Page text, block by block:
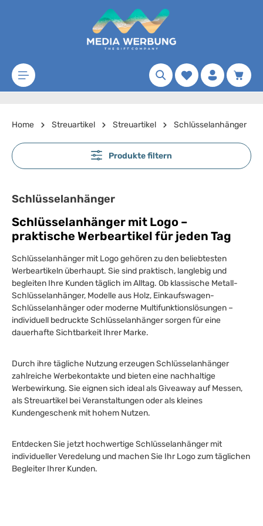
Zum Hauptinhalt springen
Merkzettel
Home Streuartikel Streuartikel Schlüsselanhänger
Produkte filtern
Schlüsselanhänger
Schlüsselanhänger mit Logo –
praktische Werbeartikel für jeden Tag
Schlüsselanhänger mit Logo gehören zu den beliebtesten
Werbeartikeln überhaupt. Sie sind praktisch, langlebig und
begleiten Ihre Kunden täglich im Alltag. Ob klassische Metall-
Schlüsselanhänger, Modelle aus Holz, Einkaufswagen-
Schlüsselanhänger oder moderne Multifunktionslösungen –
individuell bedruckte Schlüsselanhänger sorgen für eine
dauerhafte Sichtbarkeit Ihrer Marke.
Durch ihre tägliche Nutzung erzeugen Schlüsselanhänger
zahlreiche Werbekontakte und bieten eine nachhaltige
Werbewirkung. Sie eignen sich ideal als Giveaway auf Messen,
als Streuartikel bei Veranstaltungen oder als kleines
Kundengeschenk mit hohem Nutzen.
Entdecken Sie jetzt hochwertige Schlüsselanhänger mit
individueller Veredelung und machen Sie Ihr Logo zum täglichen
Begleiter Ihrer Kunden.